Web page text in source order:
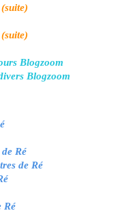
Blogzoom
Blogzoom
Ré
de Ré
Ré